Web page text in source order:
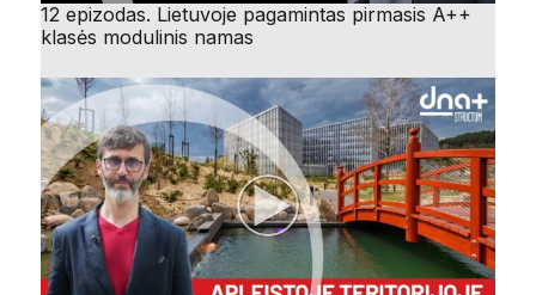
12 epizodas. Lietuvoje pagamintas pirmasis A++
klasės modulinis namas